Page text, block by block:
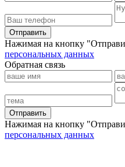
Отправить
Нажимая на кнопку
персональных данных
Обратная связь
Отправить
Нажимая на кнопку
персональных данных